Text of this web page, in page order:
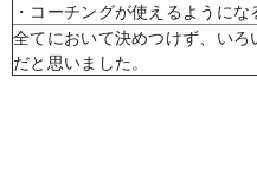
・コーチングが使えるようにな
全てにおいて決めつけず、いろ
だと思いました。